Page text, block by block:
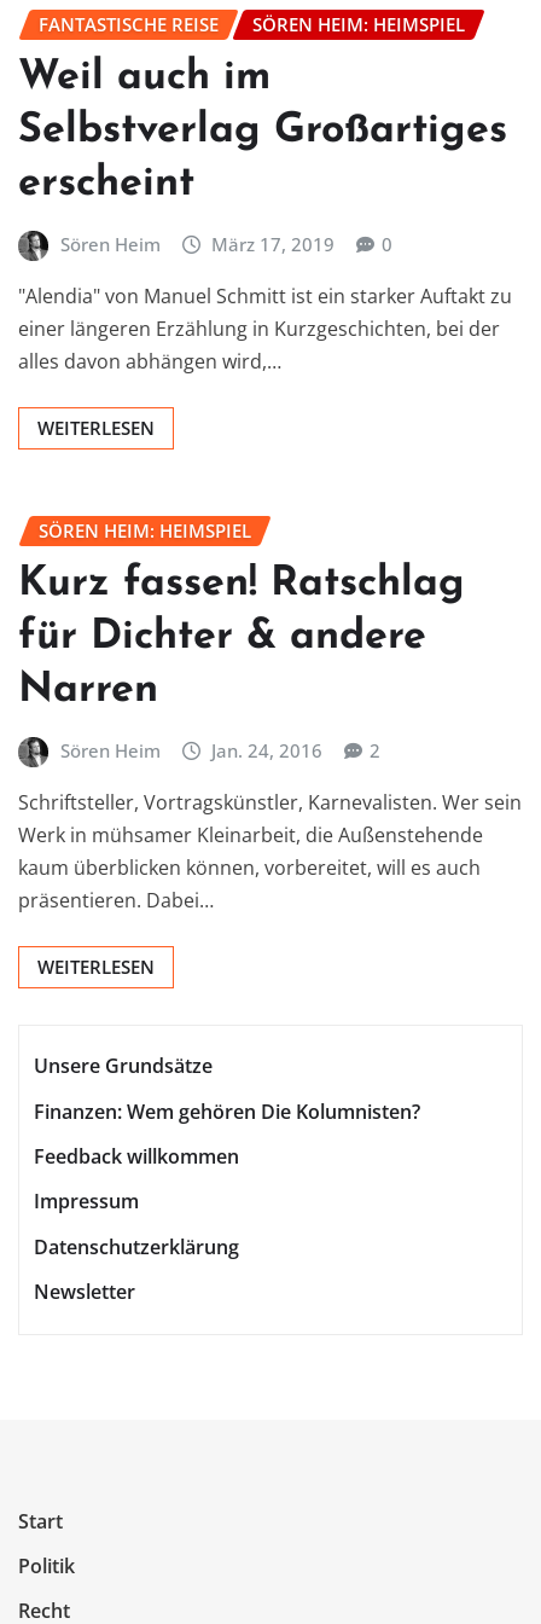
FANTASTISCHE REISE SÖREN HEIM: HEIMSPIEL
Weil auch im
Selbstverlag Großartiges
erscheint
Sören Heim März 17, 2019 0
"Alendia" von Manuel Schmitt ist ein starker Auftakt zu
einer längeren Erzählung in Kurzgeschichten, bei der
alles davon abhängen wird,…
WEITERLESEN
SÖREN HEIM: HEIMSPIEL
Kurz fassen! Ratschlag
für Dichter & andere
Narren
Sören Heim Jan. 24, 2016 2
Schriftsteller, Vortragskünstler, Karnevalisten. Wer sein
Werk in mühsamer Kleinarbeit, die Außenstehende
kaum überblicken können, vorbereitet, will es auch
präsentieren. Dabei…
WEITERLESEN
Unsere Grundsätze
Finanzen: Wem gehören Die Kolumnisten?
Feedback willkommen
Impressum
Datenschutzerklärung
Newsletter
Start
Politik
Recht